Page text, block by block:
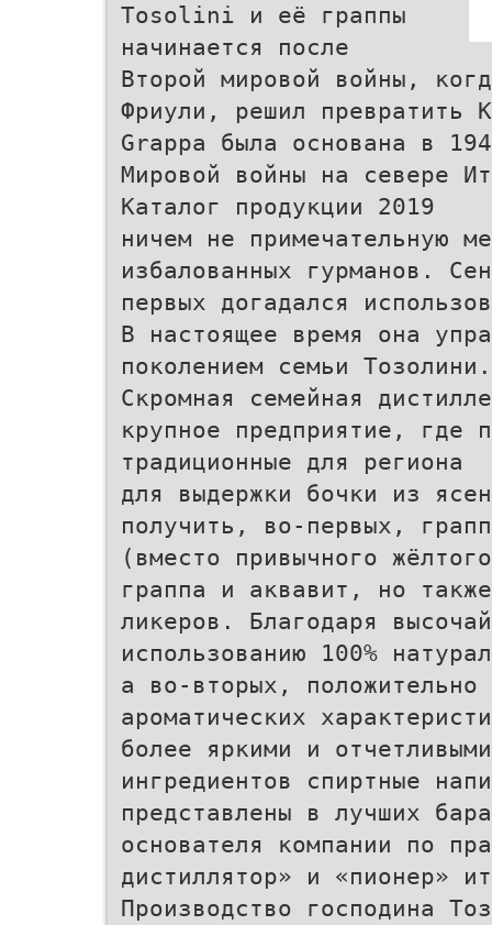
Tosolini и её граппы
начинается после
Второй мировой войны,
Фриули, решил
Grappa была основана в
Мировой войны на севере
Каталог продукции 2019
ничем не примечательную
избалованных гурманов.
первых догадался
В настоящее время она
поколением семьи Тозолини.
Скромная семейная
крупное предприятие, где
традиционные для региона
для выдержки бочки из
получить, во-первых,
(вместо привычного
граппа и аквавит, но
ликеров. Благодаря
использованию 100%
а во-вторых,
ароматических
более яркими и
ингредиентов спиртные
представлены в лучших
основателя компании по
дистиллятор» и «пионер»
Производство господина